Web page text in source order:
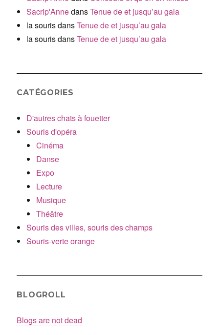
Sacrip'AnnedansTenue de et jusqu’au gala
la sourisdansTenue de et jusqu’au gala
la sourisdansTenue de et jusqu’au gala
CATÉGORIES
D'autres chats à fouetter
Souris d'opéra
Cinéma
Danse
Expo
Lecture
Musique
Théâtre
Souris des villes, souris des champs
Souris-verte orange
BLOGROLL
Blogs are not dead